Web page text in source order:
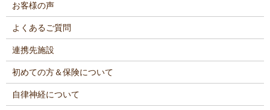
お客様の声
よくあるご質問
連携先施設
初めての方＆保険について
自律神経について